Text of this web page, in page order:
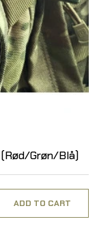
Grøn/Blå)
ADD TO CART